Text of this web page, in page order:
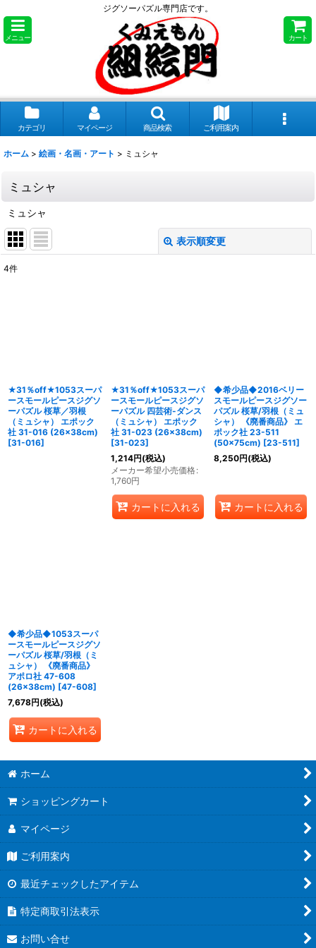
ジグソーパズル専門店です。
メニュー カート
カテゴリ マイページ 商品検索 ご利用案内
ホーム > 絵画・名画・アート > ミュシャ
ミュシャ
ミュシャ
表示順変更
4件
★31％off★1053スーパ
ースモールピースジグソ
ーパズル 桜草／羽根
（ミュシャ） エポック
社 31-016 (26×38cm)
[31-016]
★31％off★1053スーパ
ースモールピースジグソ
ーパズル 四芸術-ダンス
（ミュシャ） エポック
社 31-023 (26×38cm)
[31-023]
1,214円(税込)
メーカー希望小売価格:
1,760円
カートに入れる
◆希少品◆2016ベリー
スモールピースジグソー
パズル 桜草/羽根（ミュ
シャ） 《廃番商品》 エ
ポック社 23-511
(50×75cm) [23-511]
8,250円(税込)
カートに入れる
◆希少品◆1053スーパ
ースモールピースジグソ
ーパズル 桜草/羽根（ミ
ュシャ） 《廃番商品》
アポロ社 47-608
(26×38cm) [47-608]
7,678円(税込)
カートに入れる
ホーム
ショッピングカート
マイページ
ご利用案内
最近チェックしたアイテム
特定商取引法表示
お問い合せ